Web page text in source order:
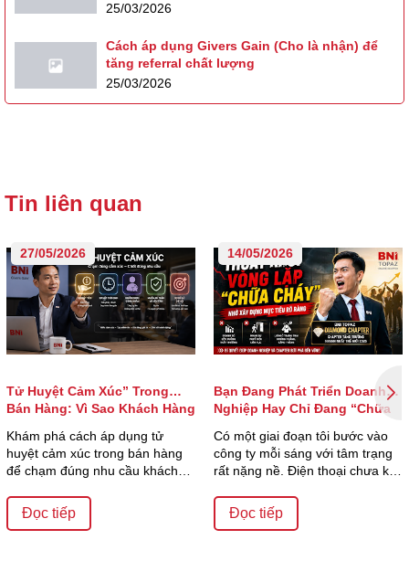
25/03/2026
Cách áp dụng Givers Gain (Cho là nhận) để
tăng referral chất lượng
25/03/2026
Tin liên quan
27/05/2026
Tử Huyệt Cảm Xúc” Trong
Bán Hàng: Vì Sao Khách Hàng
Giây?
Khám phá cách áp dụng tử
huyệt cảm xúc trong bán hàng
để chạm đúng nhu cầu khách
Đọc tiếp
14/05/2026
Bạn Đang Phát Triển Doanh
Nghiệp Hay Chỉ Đang “Chữa
Có một giai đoạn tôi bước vào
công ty mỗi sáng với tâm trạng
rất nặng nề. Điện thoại chưa kịp
Đọc tiếp